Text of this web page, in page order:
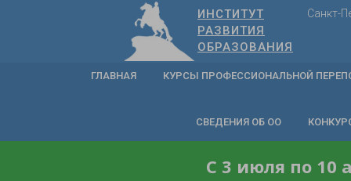
ИНСТИТУТ
РАЗВИТИЯ
ОБРАЗОВАНИЯ
Санкт-
ГЛАВНАЯ КУРСЫ ПРОФЕССИОНАЛЬНОЙ
СВЕДЕНИЯ ОБ ОО
С 3 июля по 10